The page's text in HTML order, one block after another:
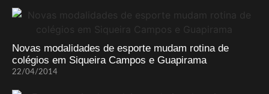
Novas modalidades de esporte mudam rotina de
colégios em Siqueira Campos e Guapirama
22/04/2014